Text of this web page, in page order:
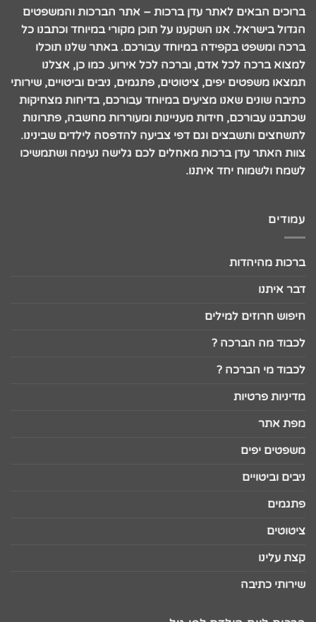
ברוכים הבאים לאתר עדן ברכות – אתר הברכות והמשפטים
הגדול בישראל. אנו השקענו על תוכן מקורי במיוחד וכתבנו כל
ברכה ומשפט בקפידה במיוחד עבורכם. באתר שלנו תוכלו
למצוא ברכה לכל אדם, וברכה לכל אירוע. כמו כן, אצלנו
תמצאו משפטים יפים, ציטוטים, פתגמים, ניבים וביטויים, שירותי
כתיבה שונים שאנו מציעים במיוחד עבורכם, בדיחות מצחיקות
שכתבנו עבורכם, חידות מעניינות ומעוררות מחשבה, פתרונות
לתשחצים ותשבצים וגם דפי צביעה להדפסה לילדים שבינינו.
צוות האתר עדן ברכות מאחלים לכם גלישה נעימה ושתמשיכו
לשמח ולשמוח יחד איתנו.
עמודים
ברכות מהיהדות
דבר איתנו
חיפוש חרוזים למילים
לכבוד מה הברכה ?
לכבוד מי הברכה ?
מדיניות פרטיות
מפת אתר
משפטים יפים
ניבים וביטויים
פתגמים
ציטוטים
קצת עלינו
שירותי כתיבה